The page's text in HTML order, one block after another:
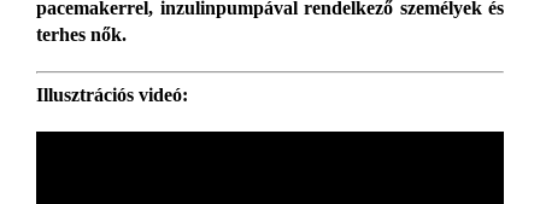
pacemakerrel, inzulinpumpával rendelkező személyek és
terhes nők.
Illusztrációs videó: